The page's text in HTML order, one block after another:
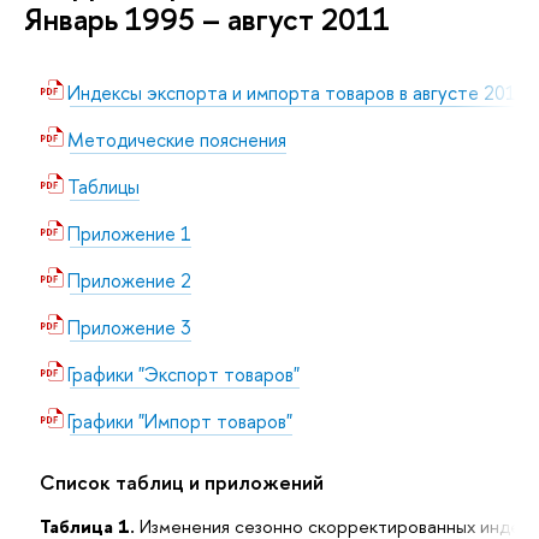
Январь 1995 – август 2011
Индексы экспорта и импорта товаров в августе 2011
Методические пояснения
Таблицы
Приложение 1
Приложение 2
Приложение 3
Графики "Экспорт товаров"
Графики "Импорт товаров"
Список таблиц и приложений
Таблица 1. Изменения сезонно скорректированных